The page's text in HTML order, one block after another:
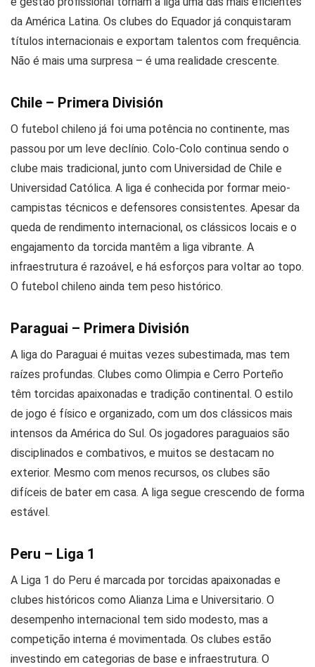
da América Latina. Os clubes do Equador já conquistaram
títulos internacionais e exportam talentos com frequência.
Não é mais uma surpresa – é uma realidade crescente.
Chile – Primera División
O futebol chileno já foi uma potência no continente, mas
passou por um leve declínio. Colo-Colo continua sendo o
clube mais tradicional, junto com Universidad de Chile e
Universidad Católica. A liga é conhecida por formar meio-
campistas técnicos e defensores consistentes. Apesar da
queda de rendimento internacional, os clássicos locais e o
engajamento da torcida mantêm a liga vibrante. A
infraestrutura é razoável, e há esforços para voltar ao topo.
O futebol chileno ainda tem peso histórico.
Paraguai – Primera División
A liga do Paraguai é muitas vezes subestimada, mas tem
raízes profundas. Clubes como Olimpia e Cerro Porteño
têm torcidas apaixonadas e tradição continental. O estilo
de jogo é físico e organizado, com um dos clássicos mais
intensos da América do Sul. Os jogadores paraguaios são
disciplinados e combativos, e muitos se destacam no
exterior. Mesmo com menos recursos, os clubes são
difíceis de bater em casa. A liga segue crescendo de forma
estável.
Peru – Liga 1
A Liga 1 do Peru é marcada por torcidas apaixonadas e
clubes históricos como Alianza Lima e Universitario. O
desempenho internacional tem sido modesto, mas a
competição interna é movimentada. Os clubes estão
investindo em categorias de base e infraestrutura. O